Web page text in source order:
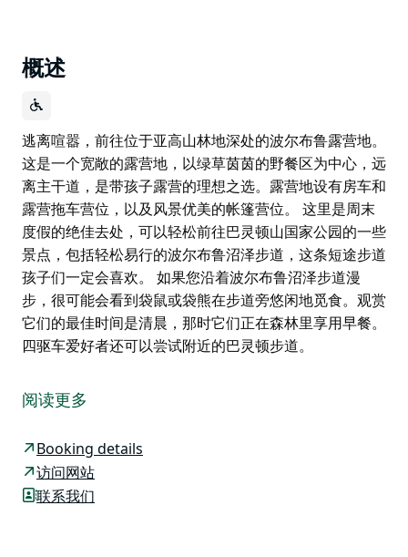
概述
逃离喧嚣，前往位于亚高山林地深处的波尔布鲁露营地。
这是一个宽敞的露营地，以绿草茵茵的野餐区为中心，远
离主干道，是带孩子露营的理想之选。露营地设有房车和
露营拖车营位，以及风景优美的帐篷营位。 这里是周末
度假的绝佳去处，可以轻松前往巴灵顿山国家公园的一些
景点，包括轻松易行的波尔布鲁沼泽步道，这条短途步道
孩子们一定会喜欢。 如果您沿着波尔布鲁沼泽步道漫
步，很可能会看到袋鼠或袋熊在步道旁悠闲地觅食。观赏
它们的最佳时间是清晨，那时它们正在森林里享用早餐。
四驱车爱好者还可以尝试附近的巴灵顿步道。
这是一个宽敞的露营地，以绿草茵茵的野餐区为中心，远
离主干道，是带孩子露营的理想之选。露营地设有房车和
这里是周末度假的绝佳去处，可以轻松前往巴灵顿山国家
公园的一些景点，包括轻松易行的波尔布鲁沼泽步道，这
阅读更多
Booking details
访问网站
联系我们